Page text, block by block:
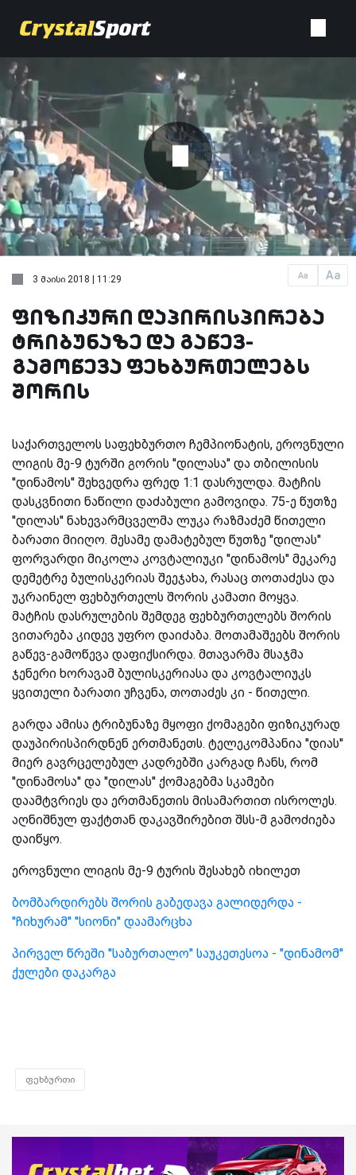
Aa Aa
3 მაისი 2018 | 11:29
ფიზიკური დაპირისპირება
ტრიბუნაზე და გაწევ-
გამოწევა ფეხბურთელებს
შორის
საქართველოს საფეხბურთო ჩემპიონატის, ეროვნული
ლიგის მე-9 ტურში გორის ''დილასა'' და თბილისის
''დინამოს'' შეხვედრა ფრედ 1:1 დასრულდა. მატჩის
დასკვნითი ნაწილი დაძაბული გამოვიდა. 75-ე წუთზე
''დილას'' ნახევარმცველმა ლუკა რაზმაძემ წითელი
ბარათი მიიღო. მესამე დამატებულ წუთზე ''დილას''
ფორვარდი მიკოლა კოვტალიუკი ''დინამოს'' მეკარე
დემეტრე ბულისკერიას შეეჯახა, რასაც თოთაძესა და
უკრაინელ ფეხბურთელს შორის კამათი მოყვა.
მატჩის დასრულების შემდეგ ფეხბურთელებს შორის
ვითარება კიდევ უფრო დაიძაბა. მოთამაშეებს შორის
გაწევ-გამოწევა დაფიქსირდა. მთავარმა მსაჯმა
ჯენერი ხორავამ ბულისკერიასა და კოვტალიუკს
ყვითელი ბარათი უჩვენა, თოთაძეს კი - წითელი.
გარდა ამისა ტრიბუნაზე მყოფი ქომაგები ფიზიკურად
დაუპირისპირდნენ ერთმანეთს. ტელეკომპანია ''დიას''
მიერ გავრცელებულ კადრებში კარგად ჩანს, რომ
''დინამოსა'' და ''დილას'' ქომაგებმა სკამები
დაამტვრიეს და ერთმანეთის მისამართით ისროლეს.
აღნიშნულ ფაქტთან დაკავშირებით შსს-მ გამოძიება
დაიწყო.
ეროვნული ლიგის მე-9 ტურის შესახებ იხილეთ
ბომბარდირებს შორის გაბედავა გალიდერდა -
''ჩიხურამ'' ''სიონი'' დაამარცხა
პირველ წრეში ''საბურთალო'' საუკეთესოა - ''დინამომ''
ქულები დაკარგა
ფეხბურთი